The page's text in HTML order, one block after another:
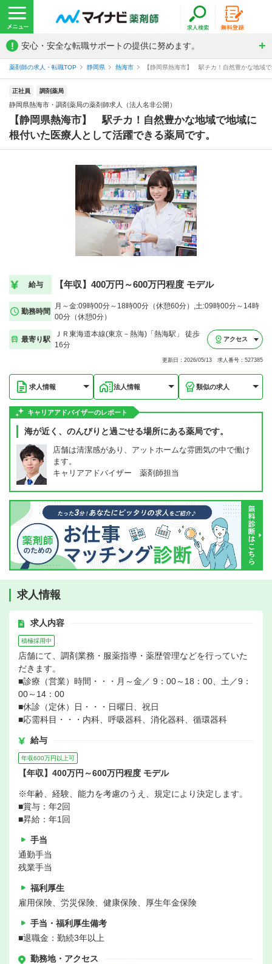
! 安心・安全な転職サポートの提供に努めます。
薬剤師の求人・転職TOP 静岡県 熱海市 【静岡県熱海市】 駅チカ！自然豊かな地域
正社員 調剤薬局
静岡県熱海市・調剤薬局の薬剤師求人（法人名非公開）
【静岡県熱海市】 駅チカ！自然豊かな地域で地域に
根付いた医療人として活躍できる薬局です。
給与 【年収】400万円～600万円程度 モデル
勤務時間
月～金:09時00分～18時00分（休憩60分）,土:09時00分～14時
00分（休憩0分）
最寄り駅
ＪＲ東海道本線(東京－熱海)「熱海駅」 徒歩
16分
アクセス
更新日：2026/05/13 求人番号：527385
求人情報 法人情報 類似の求人
キャリアアドバイザーのレポート
海が近く、のんびりと過ごせる場所にある薬局です。
店舗は清潔感があり、アットホームな雰囲気の中で働け
ます。
キャリアアドバイザー 薬剤師担当
求人情報
求人内容
積極採用中
店舗にて、調剤業務・服薬指導・薬歴管理などを行っていた
だきます。
■診療（営業）時間・・・月～金／ 9：00～18：00、土／9：
00～14：00
■休診（定休）日・・・日曜日、祝日
■応需科目・・・内科、呼吸器科、消化器科、循環器科
給与
年収600万円以上可
【年収】400万円～600万円程度 モデル
※年齢、経験、能力を考慮のうえ、規定により決定します。
■賞与：年2回
■昇給：年1回
手当
通勤手当
残業手当
福利厚生
雇用保険、労災保険、健康保険、厚生年金保険
手当・福利厚生備考
■退職金：勤続3年以上
勤務地・アクセス